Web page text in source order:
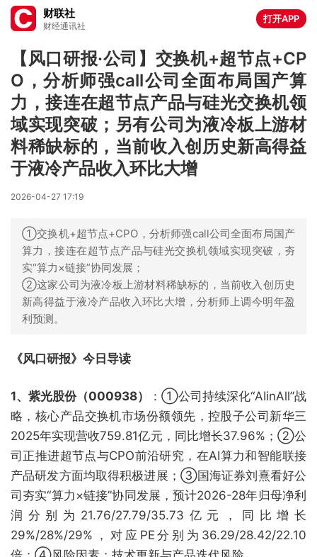
财联社
财经通讯社
打开APP
【风口研报·公司】交换机+超节点+CP
O，分析师强call公司全面布局国产算
力，接连在超节点产品与硅光交换机领
域实现突破；另有公司为液冷板上游材
料稀缺标的，当前收入创历史新高得益
于液冷产品收入环比大增
2026-04-27 17:19
①交换机+超节点+CPO，分析师强call公司全面布局国产
算力，接连在超节点产品与硅光交换机领域实现突破，夯
实“算力×链接”协同发展；
②这家公司为液冷板上游材料稀缺标的，当前收入创历史
新高得益于液冷产品收入环比大增，分析师上调今明年盈
利预测。
《风口研报》今日导读
1、紫光股份（000938）
：①公司持续深化“AIinAll”战
略，核心产品交换机市场份额领先，控股子公司新华三
2025年实现营收759.81亿元，同比增长37.96%；②公
司正推进超节点与CPO前沿研究，在AI算力和智能联接
产品研发方面均取得积极进展；③国海证券刘熹看好公
司夯实“算力×链接”协同发展，预计2026-28年归母净利
润分别为21.76/27.79/35.73亿元，同比增长
29%/28%/29%，对应PE分别为36.29/28.42/22.10